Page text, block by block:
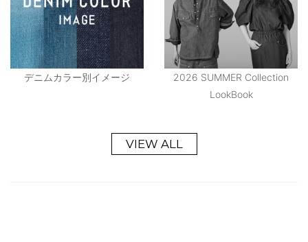
デニムカラー別イメージ
2026 SUMMER Collection
LookBook
VIEW ALL